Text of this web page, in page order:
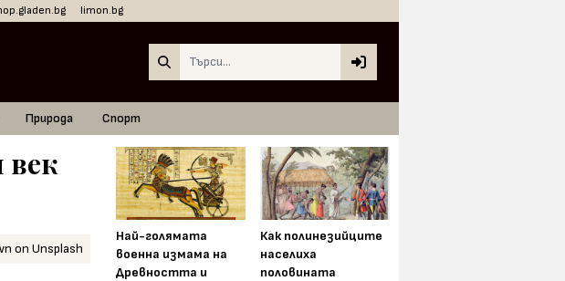
limon.bg
Природа Спорт
век
on Unsplash
Най-голямата
военна измама на
Древността и
Как полинезийците
населиха
половината